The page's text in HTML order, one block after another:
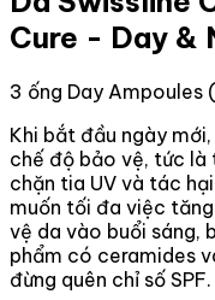
Cure - Day &
3 ống Day Ampoules
Khi bắt đầu ngày
chế độ bảo vệ, tức là
chặn tia UV và tác
muốn tối đa việc
vệ da vào buổi sáng,
phẩm có ceramides
đừng quên chỉ số SPF.